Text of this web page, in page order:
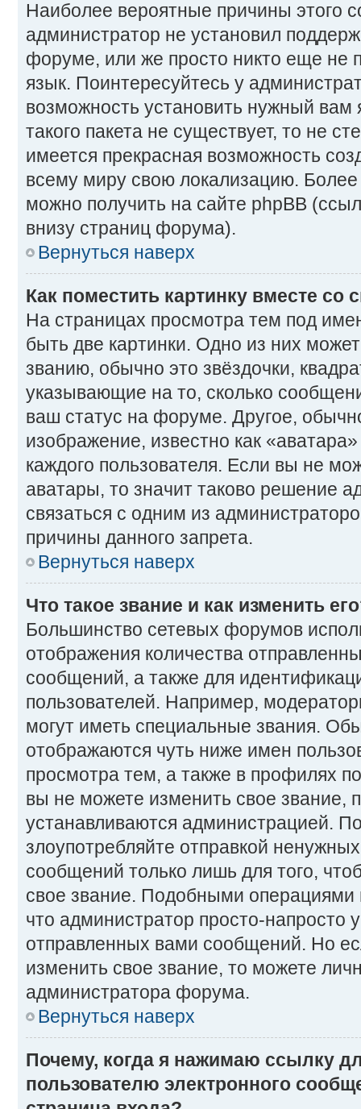
Наиболее вероятные причины этого
администратор не установил
форуме, или же просто никто еще не
язык. Поинтересуйтесь у
возможность установить нужный вам
такого пакета не существует, то не
имеется прекрасная возможность
всему миру свою локализацию.
можно получить на сайте phpBB
внизу страниц форума).
Вернуться наверх
Как поместить картинку вместе со
На страницах просмотра тем под
быть две картинки. Одно из них
званию, обычно это звёздочки,
указывающие на то, сколько
ваш статус на форуме. Другое,
изображение, известно как
каждого пользователя. Если вы не
аватары, то значит таково решение
связаться с одним из
причины данного запрета.
Вернуться наверх
Что такое звание и как изменить
Большинство сетевых форумов
отображения количества
сообщений, а также для
пользователей. Например,
могут иметь специальные звания.
отображаются чуть ниже имен
просмотра тем, а также в профилях
вы не можете изменить свое звание,
устанавливаются администрацией.
злоупотребляйте отправкой
сообщений только лишь для того,
свое звание. Подобными операциями
что администратор просто-напросто
отправленных вами сообщений. Но
изменить свое звание, то можете
администратора форума.
Вернуться наверх
Почему, когда я нажимаю ссылку
пользователю электронного